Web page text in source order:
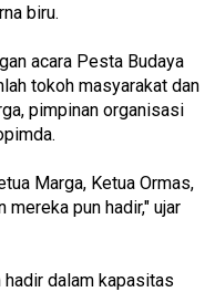
biru.
acara Pesta Budaya
tokoh masyarakat dan
pimpinan organisasi
Marga, Ketua Ormas,
mereka pun hadir," ujar
hadir dalam kapasitas